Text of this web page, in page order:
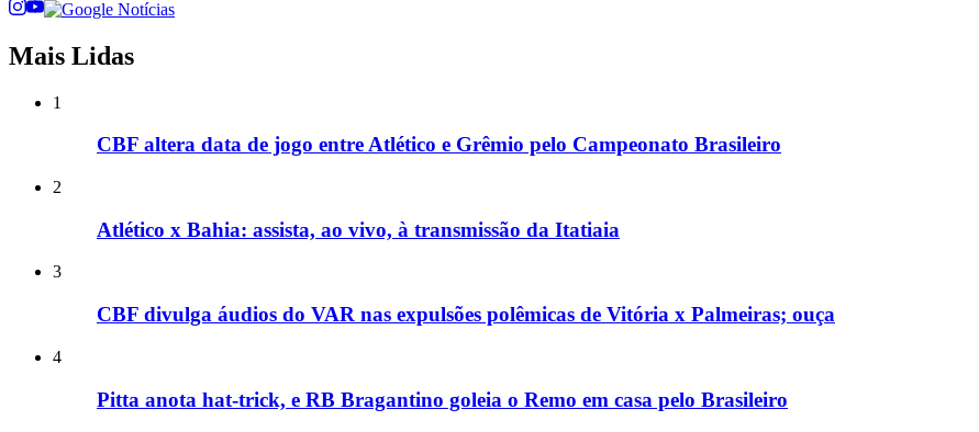
Mais Lidas
1
CBF altera data de jogo entre Atlético e Grêmio pelo Campeonato Brasileiro
2
Atlético x Bahia: assista, ao vivo, à transmissão da Itatiaia
3
CBF divulga áudios do VAR nas expulsões polêmicas de Vitória x Palmeiras; ouça
4
Pitta anota hat-trick, e RB Bragantino goleia o Remo em casa pelo Brasileiro